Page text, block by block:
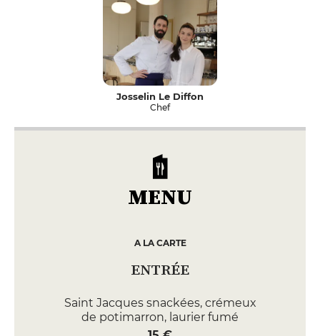
Josselin Le Diffon
Chef
MENU
A LA CARTE
ENTRÉE
Saint Jacques snackées, crémeux
de potimarron, laurier fumé